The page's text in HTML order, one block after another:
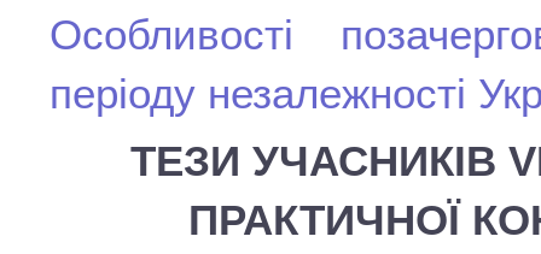
Особливості
періоду незалежності
ТЕЗИ УЧАСНИКІВ
ПРАКТИЧНОЇ